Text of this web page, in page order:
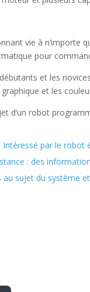
vie à n’importe
pour
et les
et les
robot
Intéressé par le robot
: des
sujet du système